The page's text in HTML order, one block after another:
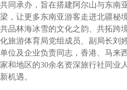
共同承办，旨在搭建阿尔山与东南
梁，让更多东南亚游客走进北疆秘
共品林海冰雪的文化之韵、共拓跨
化旅游体育局党组成员、副局长刘
单位及企业负责同志，香港、马来
家和地区的30余名资深旅行社同业
新机遇。